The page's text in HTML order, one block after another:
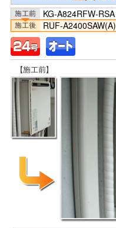
KG-A824RFW-RSA
RUF-A2400SAW(A)